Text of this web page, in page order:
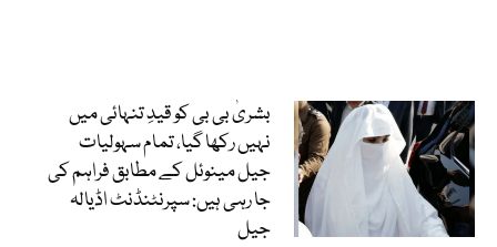
بشریٰ بی بی کو قیدِ تنہائی میں
نہیں رکھا گیا، تمام سہولیات
جیل مینوئل کے مطابق فراہم کی
جا رہی ہیں: سپرنٹنڈنٹ اڈیالہ
جیل